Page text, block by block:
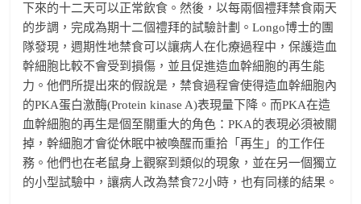
下來的十二天可以正常飲食。然後，以每兩個禮拜禁食兩天
的步調，完成為期十二個禮拜的試驗計劃。Longo博士的團
隊發現，週期性地禁食可以讓病人在化療過程中，保護造血
幹細胞比較不會受到損傷，並且促進造血幹細胞的再生能
力。他們所提出來的假說是，禁食過程會使得造血幹細胞內
的PKA蛋白激酶(Protein kinase A)表現量下降。而PKA在造
血幹細胞的再生是個至關重大的角色：PKA的表現必須被關
掉，幹細胞才會從休眠中被喚醒而重拾「再生」的工作任
務。他們也在老鼠身上觀察到類似的現象，並在另一個獨立
的小型試驗中，讓病人改為禁食72小時，也有同樣的結果。